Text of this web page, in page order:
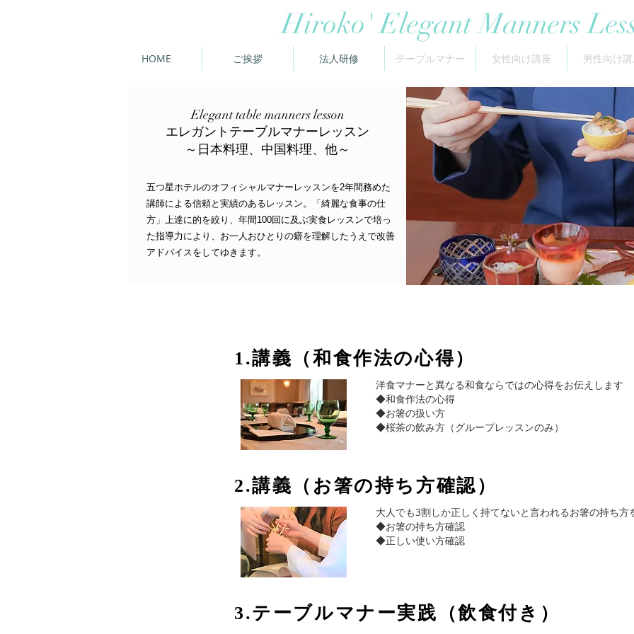
Hiroko' Elegant Manners
HOME ご挨拶 法人研修 テーブルマナー 女性向け講座 男性向け
​Elegant table manners lesson
エレガントテーブルマナーレッスン
～日本料理、中国料理、他～
五つ星ホテルのオフィシャルマナーレッスンを2年間務めた
講師による信頼と実績のあるレッスン。
「綺麗な食事の仕
方」上達に的を絞り、年間100回に及ぶ実食レッスンで培っ
た指導力により、お一人おひとりの癖を理解したうえで改善
アドバイスをしてゆきます。
1.講義（和食作法の心得）
洋食マナーと異なる和食ならではの心得をお伝えします
◆和食作法の心得
◆お箸の扱い方
​◆桜茶の飲み方（グループレッスンのみ）
2.講義（お箸の持ち方確認）
大人でも3割しか正しく持てないと言われるお箸の持ち方
◆お箸の持ち方確認
​◆正しい使い方確認
3.テーブルマナー実践（飲食付き）